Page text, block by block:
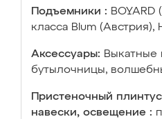
Подъемники :
класса Blum (Австрия),
Аксессуары: Выкатные
бутылочницы,
Пристеночный
навески, освещение :